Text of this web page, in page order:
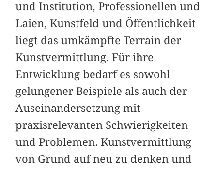
und Institution, Professionellen und
Laien, Kunstfeld und Öffentlichkeit
liegt das umkämpfte Terrain der
Kunstvermittlung. Für ihre
Entwicklung bedarf es sowohl
gelungener Beispiele als auch der
Auseinandersetzung mit
praxisrelevanten Schwierigkeiten
und Problemen. Kunstvermittlung
von Grund auf neu zu denken und